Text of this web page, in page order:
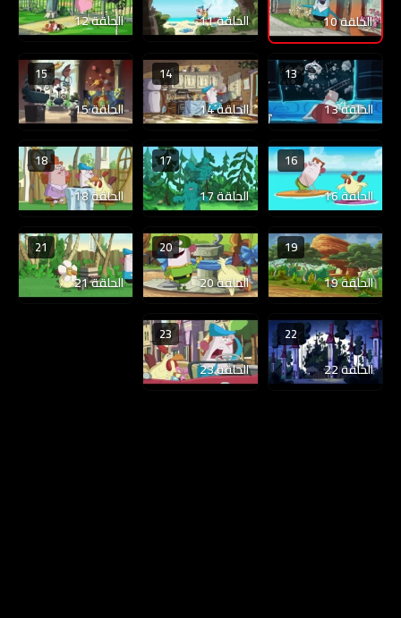
الحلقة 10 الحلقة 11 الحلقة 12
13
الحلقة 13
14
الحلقة 14
15
الحلقة 15
16
الحلقة 16
17
الحلقة 17
18
الحلقة 18
19
الحلقة 19
20
الحلقة 20
21
الحلقة 21
22
الحلقة 22
23
الحلقة 23